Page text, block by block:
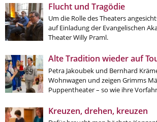
Aus (nicht nur) Frankfurter Blogs
Videos
Impressum
Hinweis
Diese Website wurde am 28.
Flucht und Tragödie
Um die Rolle des Theaters
auf Einladung der Evangelischen
Theater Willy Praml.
Alte Tradition wieder auf
Petra Jakoubek und Bernhard
Wohnwagen und zeigen Grimms
Puppentheater – so wie ihre
Kreuzen, drehen, kreuzen